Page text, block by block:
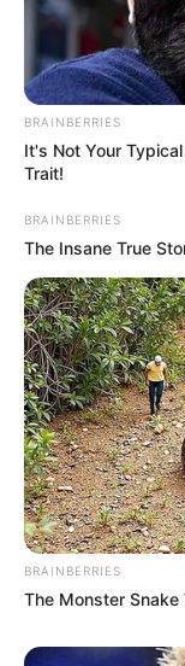
BRAINBERRIES
It's Not Your
Trait!
BRAINBERRIES
The Insane True
BRAINBERRIES
The Monster